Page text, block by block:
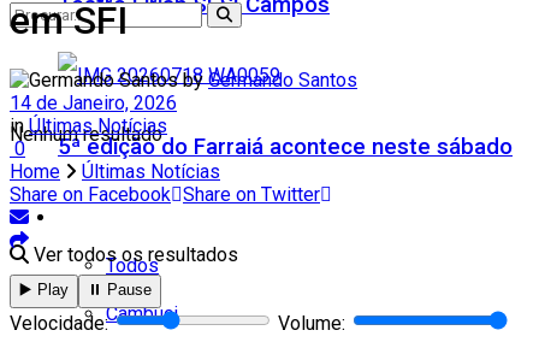
Teatro Firjan SESI Campos
5ª edição do Farraiá acontece neste sábado
Todos
Cambuci
Nenhum resultado
Ver todos os resultados
em SFI
by Germando Santos
14 de Janeiro, 2026
in Últimas Notícias
0
Home
Últimas Notícias
Share on Facebook Share on Twitter
▶️ Play ⏸️ Pause
Velocidade:
Volume: